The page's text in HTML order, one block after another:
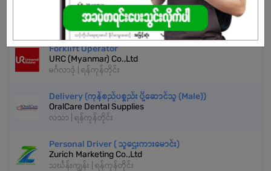
နောက်ထပ်အလားတူအလုပ်များ
Forklift Operator
URC (Myanmar) Co.,Ltd
မင်္ဂလာဒုံ | ရန်ကုန်တိုင်း
Delivery (ကုန်စည်ပစ္စည်း ပို့ဆောင်သူ (Male))
OralCare Dental Supplies
လသာ | ရန်ကုန်တိုင်း
Personal Driver ( သူဌေးကားမောင်း)
Zurich Marketing Co.,Ltd
သင်္ဃန်းကျွန်း | ရန်ကုန်တိုင်း